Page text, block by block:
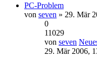
PC-Problem
von seven » 29. Mär
0
11029
von seven
29. Mär 2006,